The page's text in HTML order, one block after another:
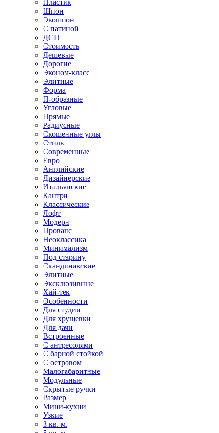
Пластик
Шпон
Экошпон
С патиной
ДСП
Стоимость
Дешевые
Дорогие
Эконом-класс
Элитные
Форма
П-образные
Угловые
Прямые
Радиусные
Скошенные углы
Стиль
Современные
Евро
Английские
Дизайнерские
Итальянские
Кантри
Классические
Лофт
Модерн
Прованс
Неоклассика
Минимализм
Под старину
Скандинавские
Элитные
Эксклюзивные
Хай-тек
Особенности
Для студии
Для хрущевки
Для дачи
Встроенные
С антресолями
С барной стойкой
С островом
Малогабаритные
Модульные
Скрытые ручки
Размер
Мини-кухни
Узкие
3 кв. м.